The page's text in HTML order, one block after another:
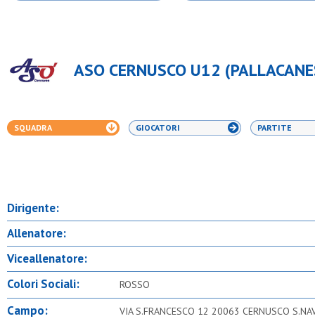
ASO CERNUSCO U12
SQUADRA GIOCATORI PARTITE
Dirigente:
Allenatore:
Viceallenatore:
Colori Sociali:
ROSSO
Campo: VIA S.FRANCESCO 12 20063 CERNUSCO